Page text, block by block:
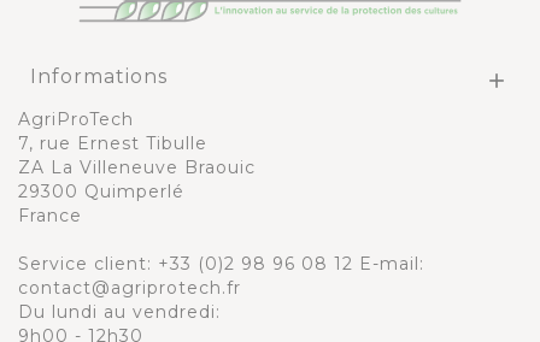
Informations 
AgriProTech
7, rue Ernest Tibulle
ZA La Villeneuve Braouic
29300 Quimperlé
France
Service client: +33 (0)2 98 96 08 12 E-mail:
contact@agriprotech.fr
Du lundi au vendredi:
9h00 - 12h30